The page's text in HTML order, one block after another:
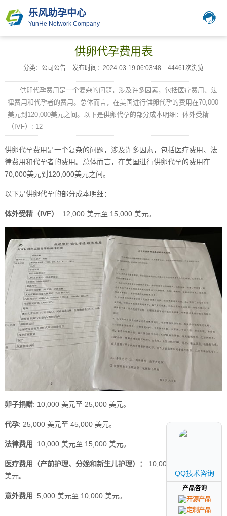
乐风助孕中心
YunHe Network Company
供卵代孕费用表
分类：公司公告 发布时间：2024-03-19 06:03:48 44461次浏览
供卵代孕费用是一个复杂的问题，涉及许多因素，包括医疗费用、法
律费用和代孕者的费用。总体而言，在美国进行供卵代孕的费用在70,000
美元到120,000美元之间。以下是供卵代孕的部分成本明细：体外受精
（IVF）: 12
供卵代孕费用是一个复杂的问题，涉及许多因素，包括医疗费用、法
律费用和代孕者的费用。总体而言，在美国进行供卵代孕的费用在
70,000美元到120,000美元之间。
以下是供卵代孕的部分成本明细：
体外受精（IVF） : 12,000 美元至 15,000 美元。
卵子捐赠: 10,000 美元至 25,000 美元。
代孕: 25,000 美元至 45,000 美元。
法律费用: 10,000 美元至 15,000 美元。
医疗费用（产前护理、分娩和新生儿护理）：
10,000 美元至 20,000
美元。
意外费用: 5,000 美元至 10,000 美元。
QQ技术咨询
产品咨询
QQ技术咨询
产品咨询